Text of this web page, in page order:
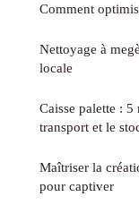
Comment
Nettoyage à
locale
Caisse palette :
transport et le
Maîtriser la
pour captiver